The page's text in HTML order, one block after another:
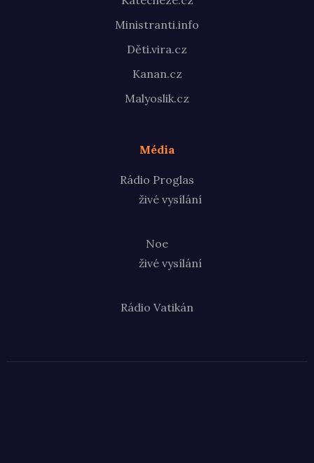
Ministranti.info
Děti.vira.cz
Kanan.cz
Malyoslik.cz
Média
Rádio Proglas
živé vysílání
Noe
živé vysílání
Rádio Vatikán